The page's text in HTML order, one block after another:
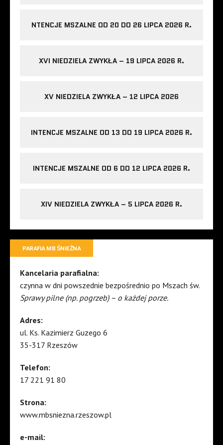
NTENCJE MSZALNE OD 20 DO 26 LIPCA 2026 R.
XVI NIEDZIELA ZWYKŁA – 19 LIPCA 2026 R.
XV NIEDZIELA ZWYKŁA – 12 LIPCA 2026
INTENCJE MSZALNE OD 13 DO 19 LIPCA 2026 R.
INTENCJE MSZALNE OD 6 DO 12 LIPCA 2026 R.
XIV NIEDZIELA ZWYKŁA – 5 LIPCA 2026 R.
PARAFIA MB ŚNIEŻNA
Kancelaria parafialna:
czynna w dni powszednie bezpośrednio po Mszach św.
Sprawy pilne (np. pogrzeb) – o każdej porze.
Adres:
ul. Ks. Kazimierz Guzego 6
35-317 Rzeszów
Telefon:
17 221 91 80
Strona:
www.mbsniezna.rzeszow.pl
e-mail: